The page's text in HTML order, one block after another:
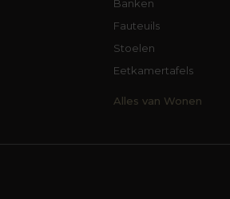
Banken
Fauteuils
Stoelen
Eetkamertafels
Alles van Wonen